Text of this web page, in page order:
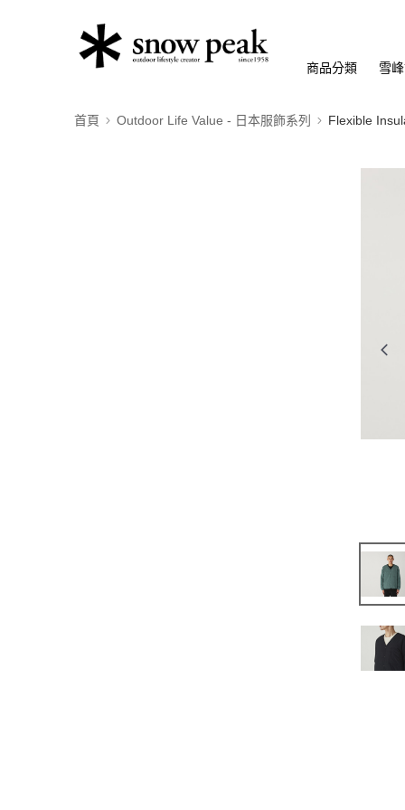
商品分類 雪
首頁 Outdoor Life Value - 日本服飾系列 Flexible